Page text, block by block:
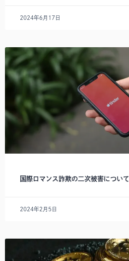
2024年6月17日
国際ロマンス詐欺の二次被害について
2024年2月5日